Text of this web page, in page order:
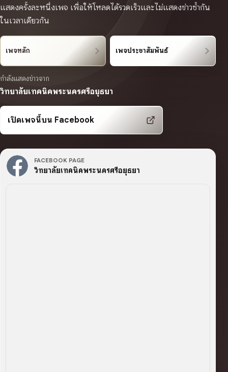
แสดงครั้งละหนึ่งเพจ เพื่อให้โหลดได้รวดเร็วและไม่แสดงข่าวซ้ำกัน
ในเวลาเดียวกัน
เพจหลัก เพจประชาสัมพันธ์
กำลังแสดงข่าวจาก
วิทยาลัยเทคนิคพระนครศรีอยุธยา
เปิดเพจนี้บน Facebook
FACEBOOK PAGE
วิทยาลัยเทคนิคพระนครศรีอยุธยา